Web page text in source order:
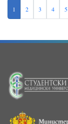
1 2 3 4 5